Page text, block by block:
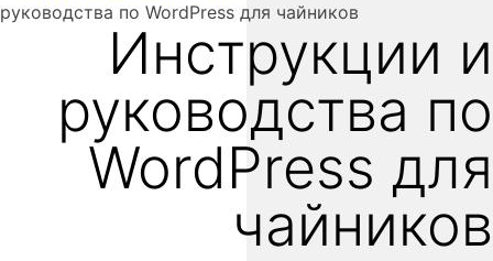
руководства по WordPress для чайников
Инструкции и
руководства по
WordPress для
чайников